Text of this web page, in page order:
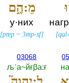
[
מֵ:הֶ֑ם
у·них
[prep ~3mp-sf]
03068
љˈа~йғβа:ғ